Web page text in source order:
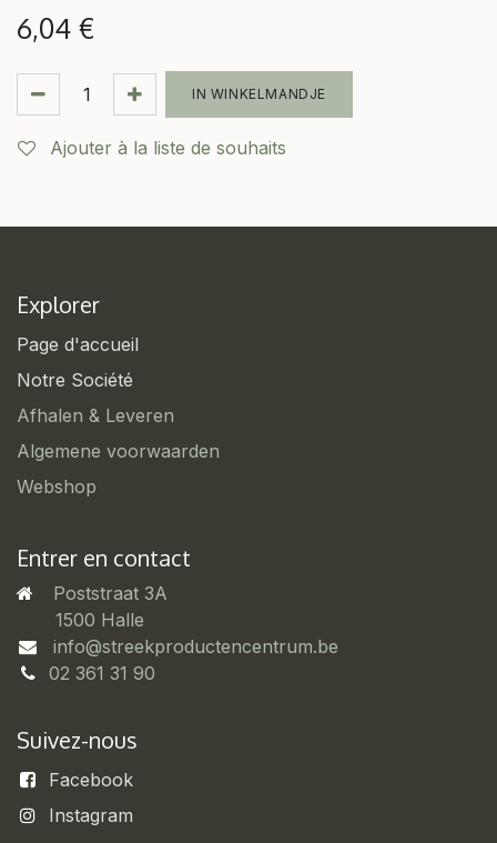
6,04 €
IN WINKELMANDJE
Ajouter à la liste de souhaits
Explorer
Page d'accueil
Notre Société
Afhalen & Leveren
Algemene voorwaarden
Webshop
Entrer en contact
Poststraat 3A
​1500 Halle
info@streekproductencentrum.be
02 361 31 90
Suivez-nous
Facebook
Instagram